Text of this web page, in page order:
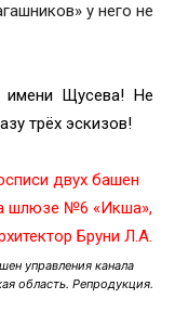
у него не
имени Щусева! Не
трёх эскизов!
управления канала
область. Репродукция.